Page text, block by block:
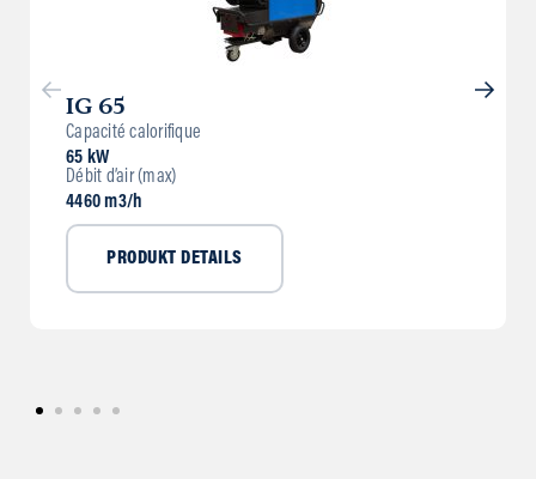
IG 65
Capacité calorifique
65 kW
Débit d’air (max)
4460 m3/h
PRODUKT DETAILS